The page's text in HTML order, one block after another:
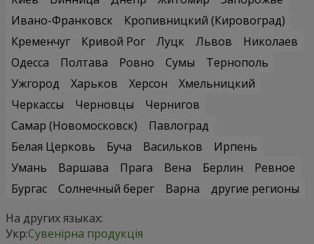
Ивано-Франковск
Кропивницкий (Кировоград)
Кременчуг
Кривой Рог Луцк Львов
Николаев
Одесса
Полтава Ровно Сумы
Тернополь
Ужгород
Харьков Херсон
Хмельницкий
Черкассы
Черновцы
Чернигов
Самар (Новомосковск)
Павлоград
Белая Церковь
Буча Васильков
Ирпень
Умань
Варшава Прага Вена Берлин
Ревное
Бургас
Солнечный берег Варна
другие регионы
На других языках:
Укр:Сувенірна продукція